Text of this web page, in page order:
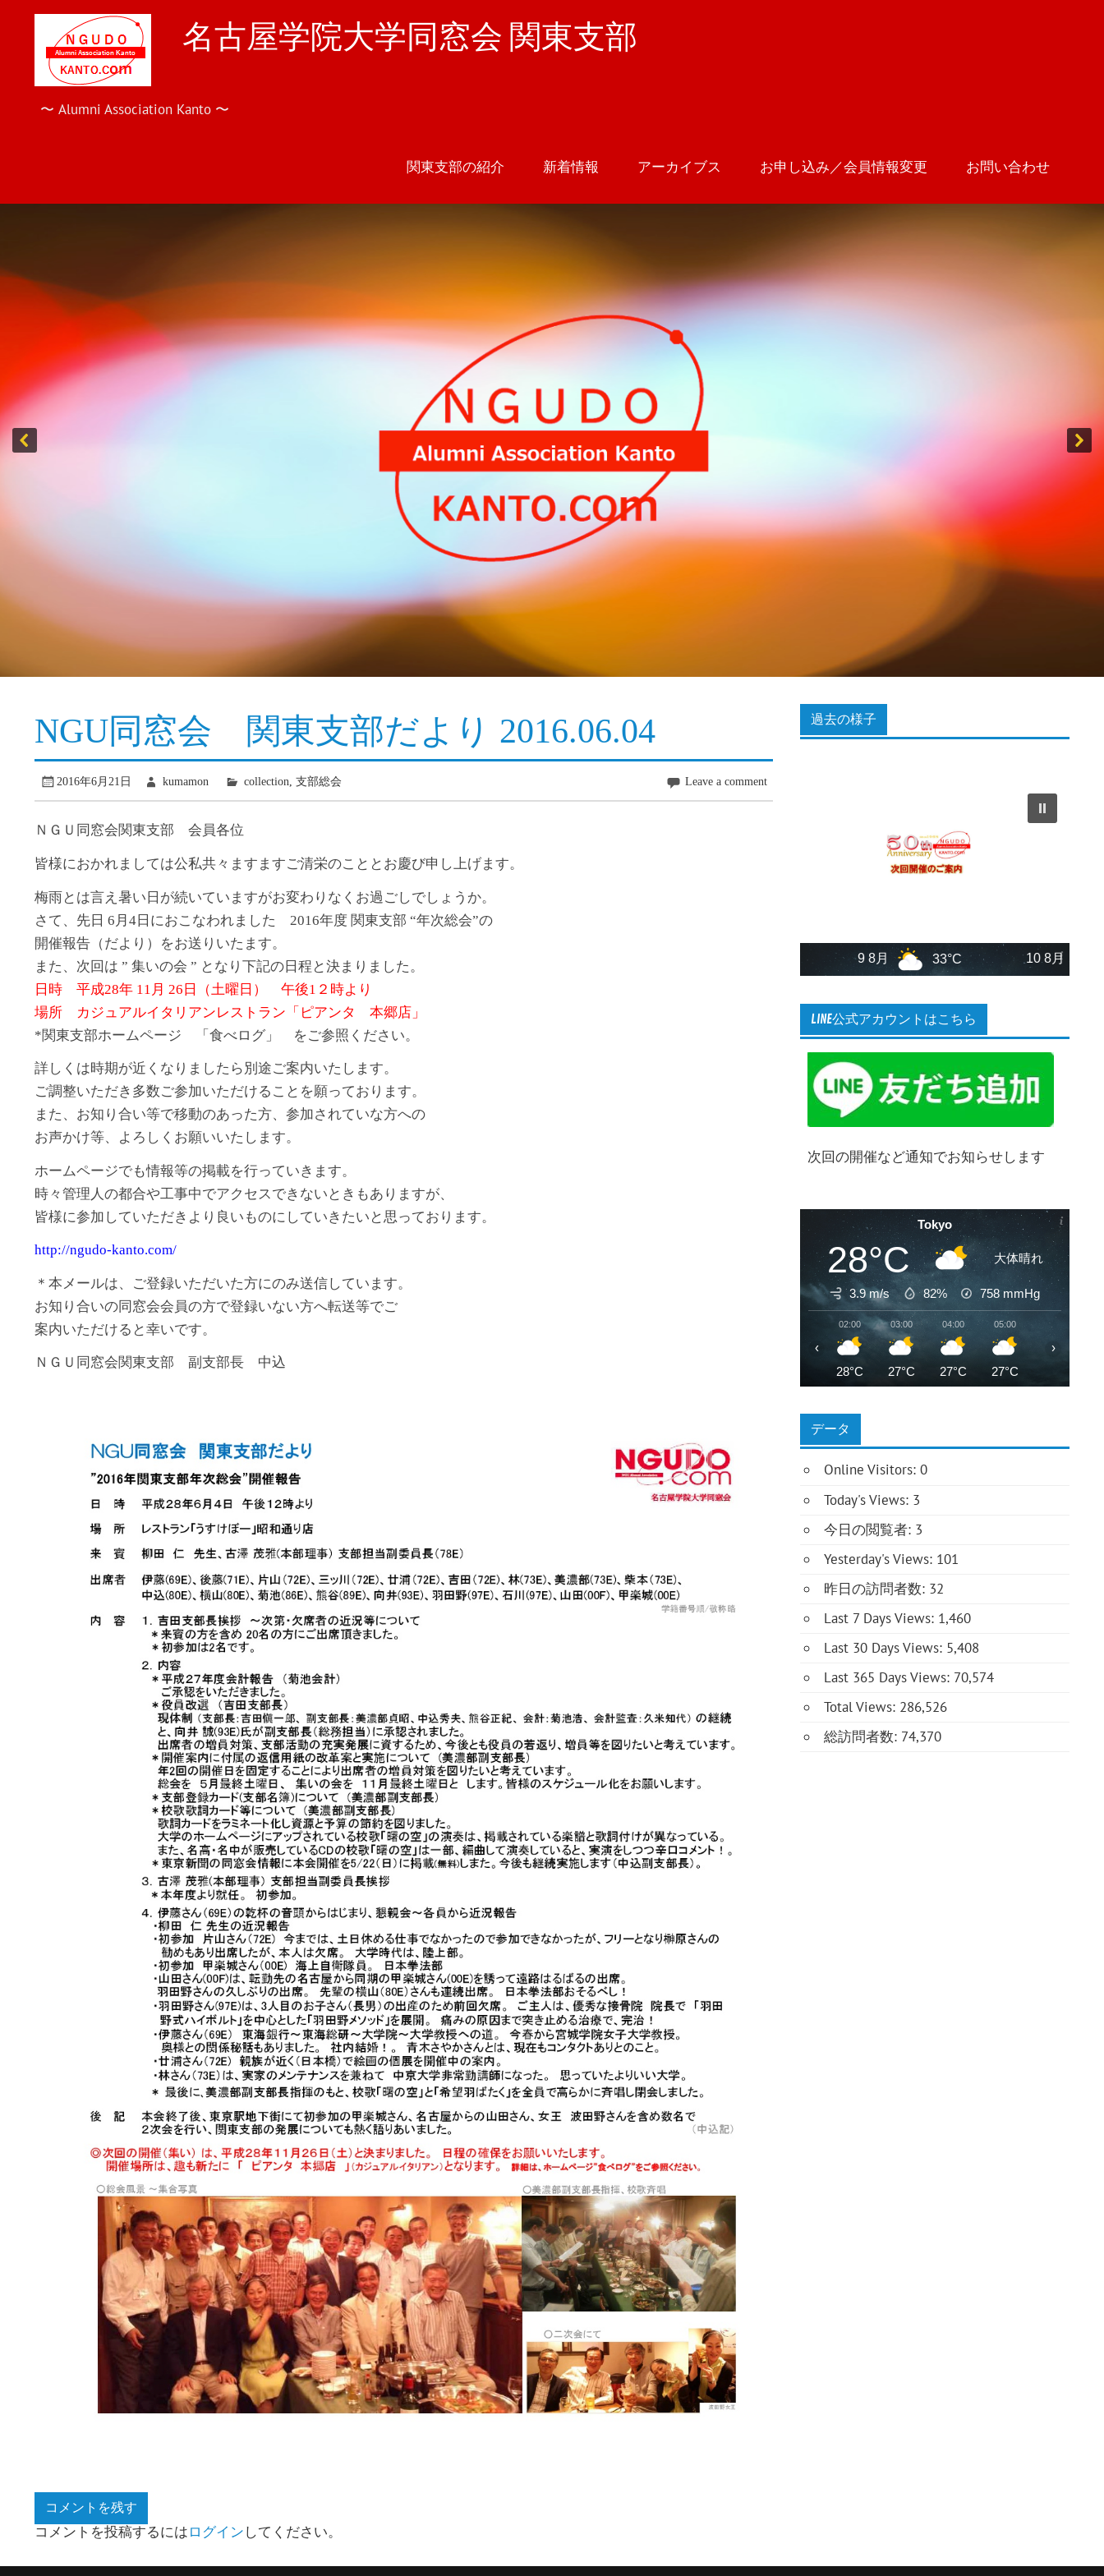
名古屋学院大学同窓会 関東支部
〜 Alumni Association Kanto 〜
関東支部の紹介 新着情報 アーカイブス お申し込み／会員情報変更 お問い合わせ
NGU同窓会 関東支部だより 2016.06.04
2016年6月21日 kumamon collection 支部総会 Leave a comment
ＮＧＵ同窓会関東支部 会員各位
皆様におかれましては公私共々ますますご清栄のこととお慶び申し上げます。
梅雨とは言え暑い日が続いていますがお変わりなくお過ごしでしょうか。
さて、先日 6月4日におこなわれました 2016年度 関東支部 “年次総会”の
開催報告（だより）をお送りいたます。
また、次回は ” 集いの会 ” となり下記の日程と決まりました。
日時 平成28年 11月 26日（土曜日） 午後1２時より
場所 カジュアルイタリアンレストラン「ピアンタ 本郷店」
*関東支部ホームページ 「食べログ」 をご参照ください。
詳しくは時期が近くなりましたら別途ご案内いたします。
ご調整いただき多数ご参加いただけることを願っております。
また、お知り合い等で移動のあった方、参加されていな方への
お声かけ等、よろしくお願いいたします。
ホームページでも情報等の掲載を行っていきます。
時々管理人の都合や工事中でアクセスできないときもありますが、
皆様に参加していただきより良いものにしていきたいと思っております。
http://ngudo-kanto.com/
＊本メールは、ご登録いただいた方にのみ送信しています。
お知り合いの同窓会会員の方で登録いない方へ転送等でご
案内いただけると幸いです。
ＮＧＵ同窓会関東支部 副支部長 中込
コメントを残す
コメントを投稿するには ログイン してください。
過去の様子
33°C 10 8月 29°C
LINE公式アカウントはこちら
次回の開催など通知でお知らせします
Tokyo
28°C 大体晴れ
3.9 m/s 82% 758mmHg
02:00
28°C
03:00
27°C
04:00
27°C
05:00
27°C
‹ ›
データ
Online Visitors:0
Today's Views: 3
今日の閲覧者: 3
Yesterday's Views: 101
昨日の訪問者数: 32
Last 7 Days Views: 1,460
Last 30 Days Views: 5,408
Last 365 Days Views: 70,574
Total Views: 286,526
総訪問者数: 74,370